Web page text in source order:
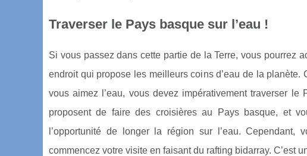
Traverser le Pays basque sur l’eau !
Si vous passez dans cette partie de la Terre, vous pourrez
endroit qui propose les meilleurs coins d’eau de la
vous aimez l’eau, vous devez impérativement traverser
proposent de faire des croisières au Pays basque, et
l’opportunité de longer la région sur l’eau.
commencez votre visite en faisant du rafting bidarray. C’est